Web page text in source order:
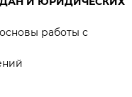
работы с